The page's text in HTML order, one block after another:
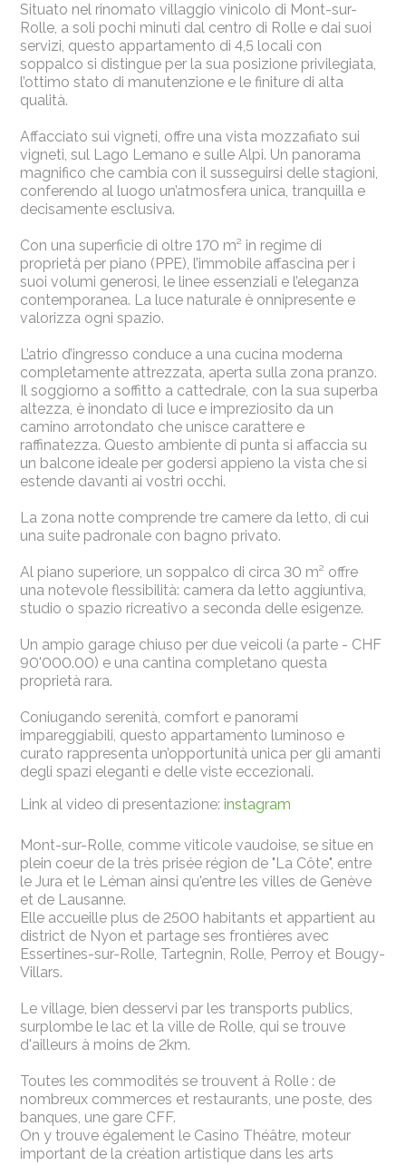
Situato nel rinomato villaggio vinicolo di Mont-sur-
Rolle, a soli pochi minuti dal centro di Rolle e dai suoi
servizi, questo appartamento di 4,5 locali con
soppalco si distingue per la sua posizione privilegiata,
l’ottimo stato di manutenzione e le finiture di alta
qualità.
Affacciato sui vigneti, offre una vista mozzafiato sui
vigneti, sul Lago Lemano e sulle Alpi. Un panorama
magnifico che cambia con il susseguirsi delle stagioni,
conferendo al luogo un’atmosfera unica, tranquilla e
decisamente esclusiva.
Con una superficie di oltre 170 m² in regime di
proprietà per piano (PPE), l’immobile affascina per i
suoi volumi generosi, le linee essenziali e l’eleganza
contemporanea. La luce naturale è onnipresente e
valorizza ogni spazio.
L’atrio d’ingresso conduce a una cucina moderna
completamente attrezzata, aperta sulla zona pranzo.
Il soggiorno a soffitto a cattedrale, con la sua superba
altezza, è inondato di luce e impreziosito da un
camino arrotondato che unisce carattere e
raffinatezza. Questo ambiente di punta si affaccia su
un balcone ideale per godersi appieno la vista che si
estende davanti ai vostri occhi.
La zona notte comprende tre camere da letto, di cui
una suite padronale con bagno privato.
Al piano superiore, un soppalco di circa 30 m² offre
una notevole flessibilità: camera da letto aggiuntiva,
studio o spazio ricreativo a seconda delle esigenze.
Un ampio garage chiuso per due veicoli (a parte - CHF
90'000.00) e una cantina completano questa
proprietà rara.
Coniugando serenità, comfort e panorami
impareggiabili, questo appartamento luminoso e
curato rappresenta un’opportunità unica per gli amanti
degli spazi eleganti e delle viste eccezionali.
Link al video di presentazione:instagram
Mont-sur-Rolle, comme viticole vaudoise, se situe en
plein coeur de la très prisée région de "La Côte", entre
le Jura et le Léman ainsi qu'entre les villes de Genève
et de Lausanne.
Elle accueille plus de 2500 habitants et appartient au
district de Nyon et partage ses frontières avec
Essertines-sur-Rolle, Tartegnin, Rolle, Perroy et Bougy-
Villars.
Le village, bien desservi par les transports publics,
surplombe le lac et la ville de Rolle, qui se trouve
d'ailleurs à moins de 2km.
Toutes les commodités se trouvent à Rolle : de
nombreux commerces et restaurants, une poste, des
banques, une gare CFF.
On y trouve également le Casino Théâtre, moteur
important de la création artistique dans les arts